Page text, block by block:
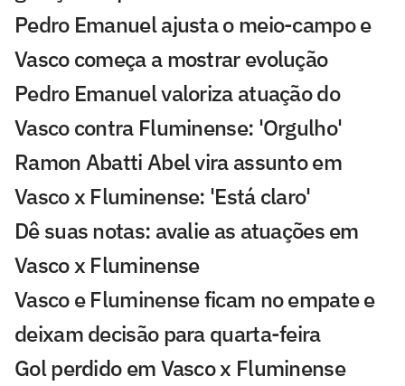
Pedro Emanuel ajusta o meio-campo e
Vasco começa a mostrar evolução
Pedro Emanuel valoriza atuação do
Vasco contra Fluminense: 'Orgulho'
Ramon Abatti Abel vira assunto em
Vasco x Fluminense: 'Está claro'
Dê suas notas: avalie as atuações em
Vasco x Fluminense
Vasco e Fluminense ficam no empate e
deixam decisão para quarta-feira
Gol perdido em Vasco x Fluminense